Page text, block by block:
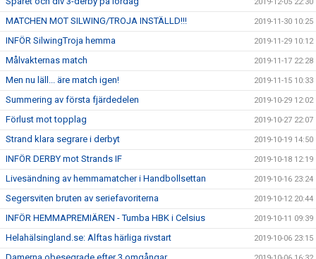
MATCHEN MOT SILWING/TROJA INSTÄLLD!!! 2019-11-30 10:25
INFÖR SilwingTroja hemma 2019-11-29 10:12
Målvakternas match 2019-11-17 22:28
Men nu läll... äre match igen! 2019-11-15 10:33
Summering av första fjärdedelen 2019-10-29 12:02
Förlust mot topplag 2019-10-27 22:07
Strand klara segrare i derbyt 2019-10-19 14:50
INFÖR DERBY mot Strands IF 2019-10-18 12:19
Livesändning av hemmamatcher i Handbollsettan 2019-10-16 23:24
Segersviten bruten av seriefavoriterna 2019-10-12 20:44
INFÖR HEMMAPREMIÄREN - Tumba HBK i Celsius 2019-10-11 09:39
Helahälsingland.se: Alftas härliga rivstart 2019-10-06 23:15